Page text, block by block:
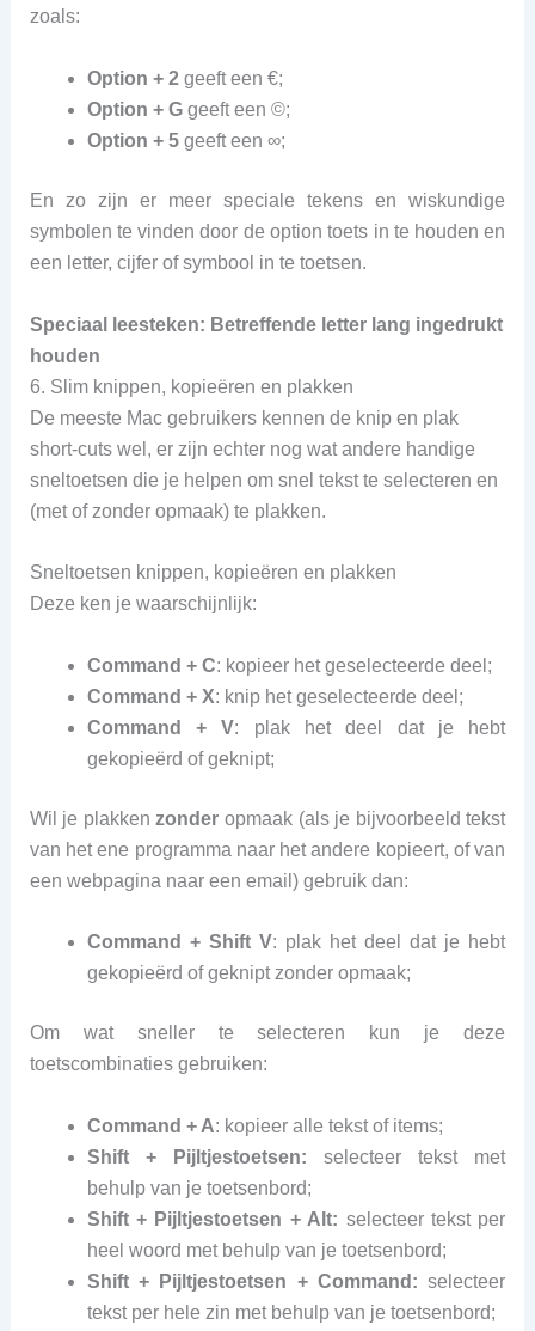
zoals:
Option + 2geeft een €;
Option + Ggeeft een ©;
Option + 5geeft een ∞;
En zo zijn er meer speciale tekens en wiskundige
symbolen te vinden door de option toets in te houden en
een letter, cijfer of symbool in te toetsen.
Speciaal leesteken: Betreffende letter lang ingedrukt
houden
6. Slim knippen, kopieëren en plakken
De meeste Mac gebruikers kennen de knip en plak
short-cuts wel, er zijn echter nog wat andere handige
sneltoetsen die je helpen om snel tekst te selecteren en
(met of zonder opmaak) te plakken.
Sneltoetsen knippen, kopieëren en plakken
Deze ken je waarschijnlijk:
Command + C: kopieer het geselecteerde deel;
Command + X: knip het geselecteerde deel;
Command + V: plak het deel dat je hebt
gekopieërd of geknipt;
Wil je plakkenzonder opmaak (als je bijvoorbeeld tekst
van het ene programma naar het andere kopieert, of van
een webpagina naar een email) gebruik dan:
Command + Shift V: plak het deel dat je hebt
gekopieërd of geknipt zonder opmaak;
Om wat sneller te selecteren kun je deze
toetscombinaties gebruiken:
Command + A: kopieer alle tekst of items;
Shift + Pijltjestoetsen: selecteer tekst met
behulp van je toetsenbord;
Shift + Pijltjestoetsen + Alt: selecteer tekst per
heel woord met behulp van je toetsenbord;
Shift + Pijltjestoetsen + Command: selecteer
tekst per hele zin met behulp van je toetsenbord;